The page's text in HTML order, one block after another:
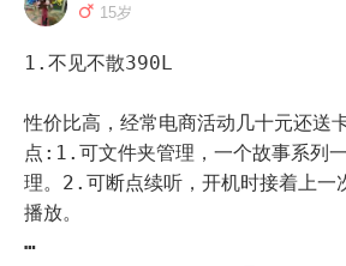
买的第二根点读笔是当初淘宝358买
是使用频率最高的点读笔，每天都在
人了。
入的第三根点读笔是毛毛虫，我给
志，送的点读笔，主要用来点杂志，
15岁
1.不见不散390L
性价比高，经常电商活动几十元还送
点:1.可文件夹管理，一个故事系列
理。2.可断点续听，开机时接着上一
播放。